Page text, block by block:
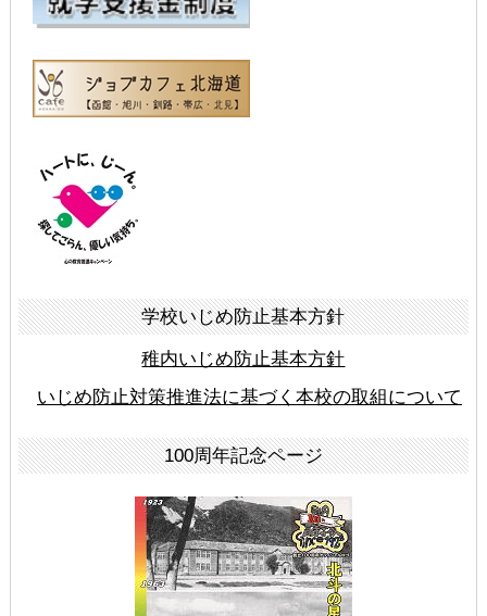
学校いじめ防止基本方針
稚内いじめ防止基本方針
いじめ防止対策推進法に基づく本校の取組について
100周年記念ページ